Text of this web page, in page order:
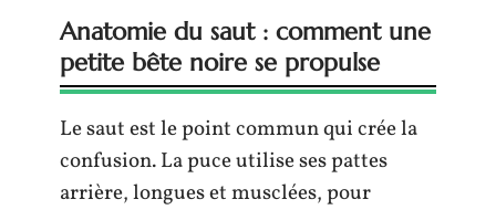
Anatomie du saut : comment une
petite bête noire se propulse
Le saut est le point commun qui crée la
confusion. La puce utilise ses pattes
arrière, longues et musclées, pour